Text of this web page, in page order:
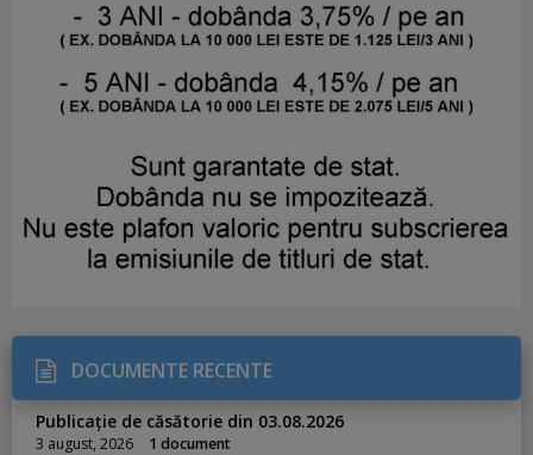
DOCUMENTE RECENTE
Publicație de căsătorie din 03.08.2026
3 august, 2026 1 document